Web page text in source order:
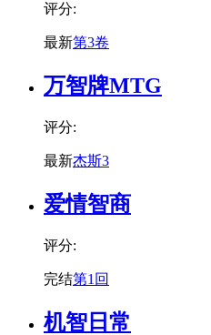
评分:
最新第3卷
万智牌MTG
评分:
最新杰斯3
爱情智商
评分:
完结第1回
机智日常